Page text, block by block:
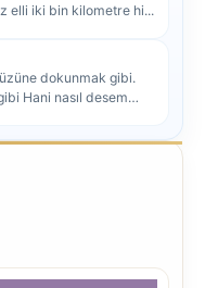
elli iki bin kilometre hi...
dokunmak gibi.
Hani nasıl desem